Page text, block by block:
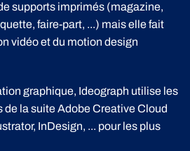
supports imprimés (magazine,
faire-part, ...) mais elle fait
vidéo et du motion design
graphique, Ideograph utilise les
la suite Adobe Creative Cloud
InDesign, ... pour les plus